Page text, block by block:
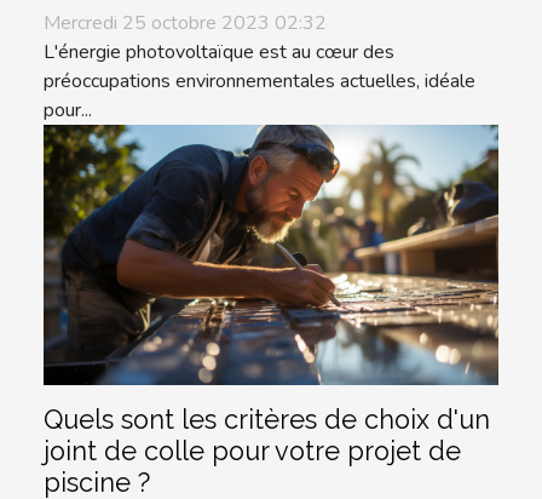
Mercredi 25 octobre 2023 02:32
L'énergie photovoltaïque est au cœur des
préoccupations environnementales actuelles, idéale
pour...
Quels sont les critères de choix d'un
joint de colle pour votre projet de
piscine ?